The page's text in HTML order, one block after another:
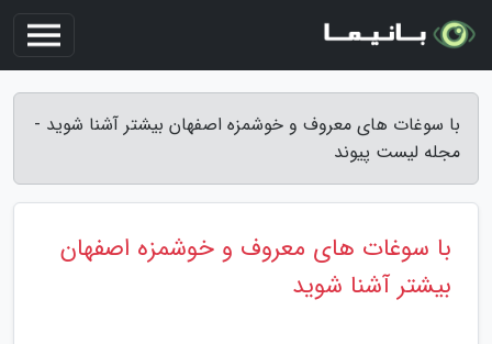
با سوغات های معروف و خوشمزه اصفهان بیشتر آشنا شوید -
مجله لیست پیوند
با سوغات های معروف و خوشمزه اصفهان
بیشتر آشنا شوید